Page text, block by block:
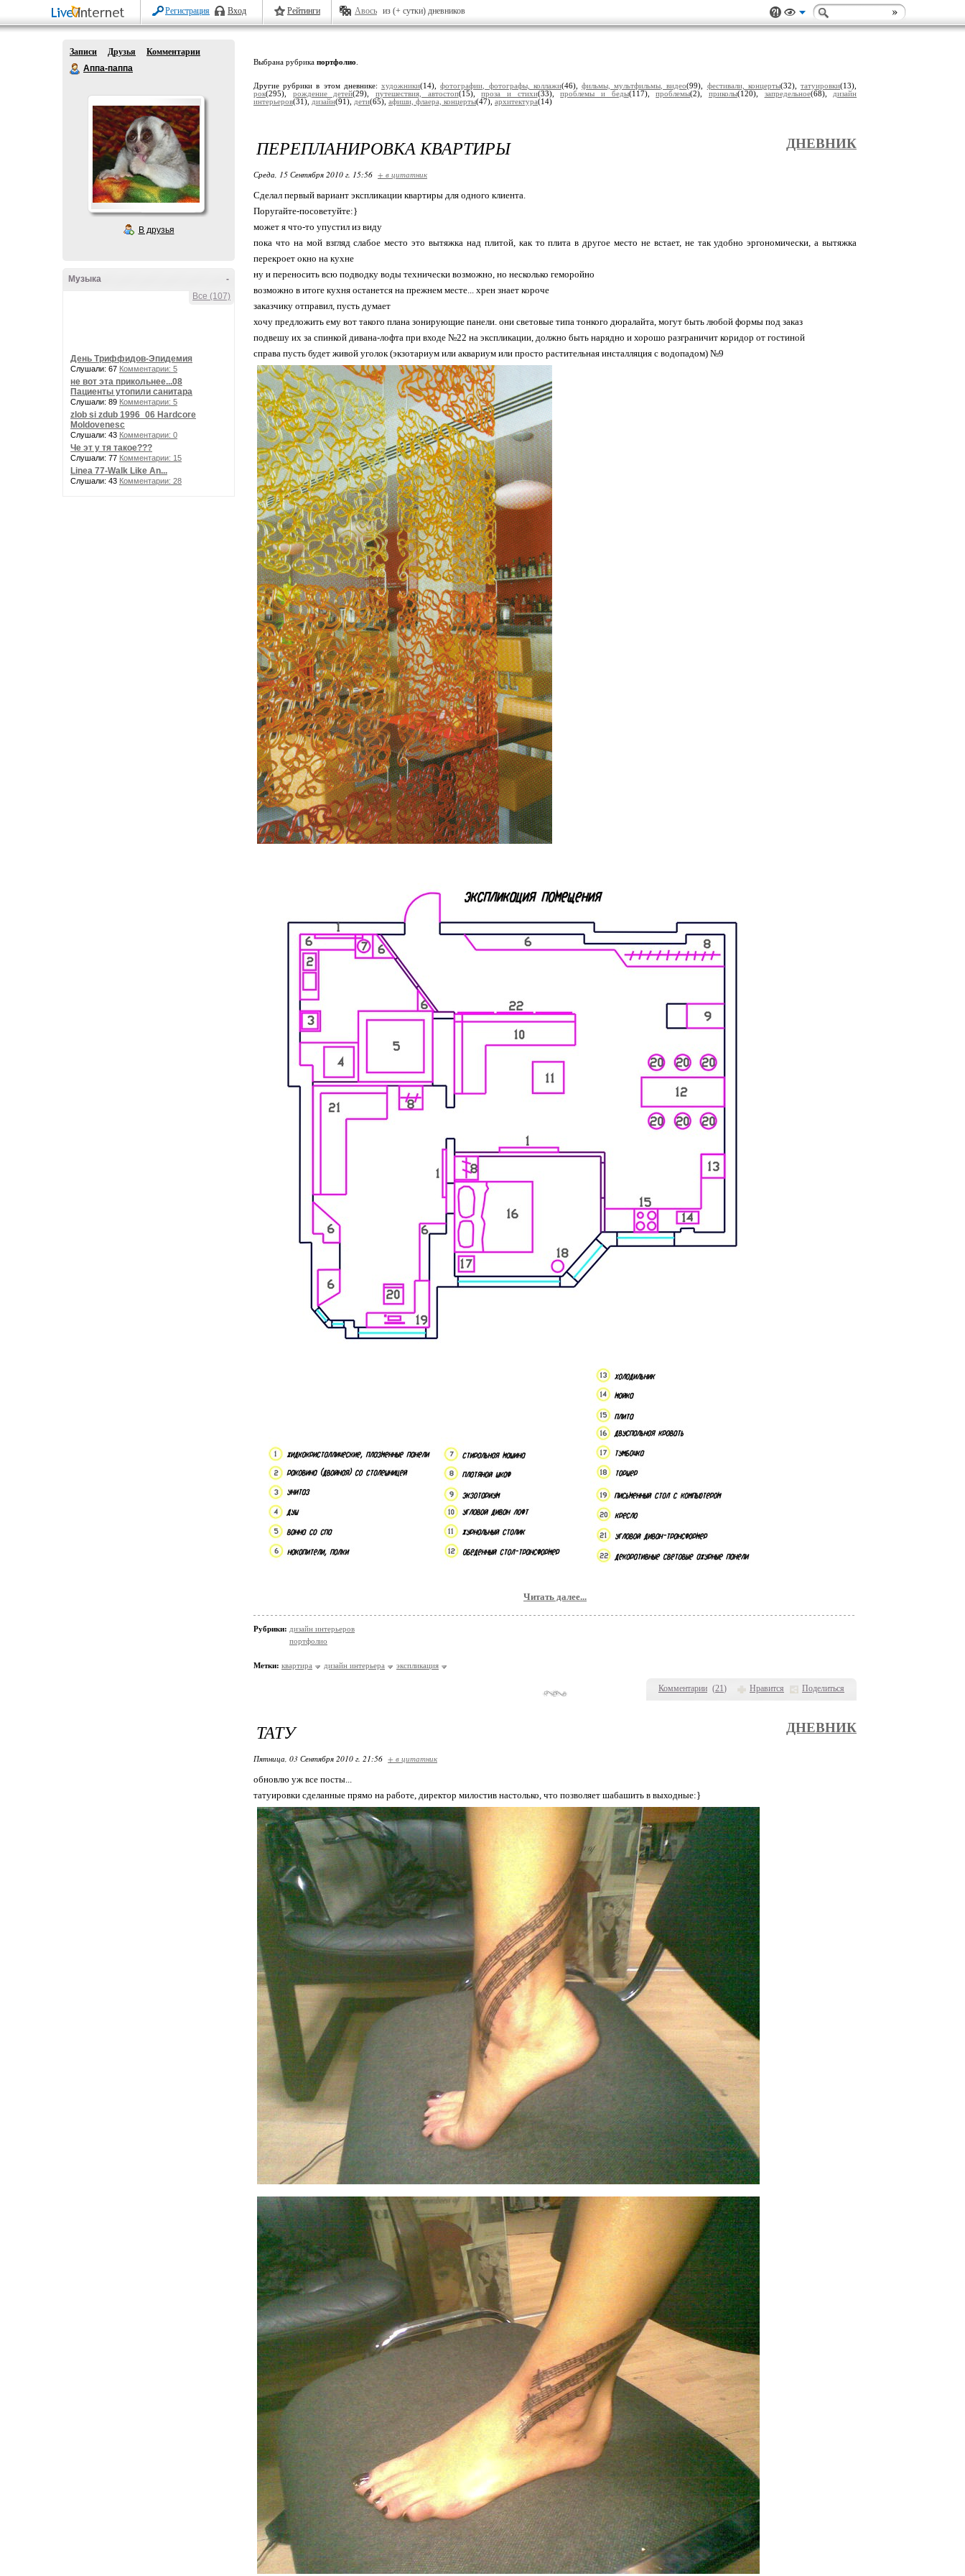
Регистрация Вход Рейтинги Авось из (+ сутки) дневников
Записи Друзья
Комментарии
Аппа-паппа
В друзья
-
Музыка
Все (107)
День Триффидов-Эпидемия
Слушали: 67 Комментарии: 5
не вот эта прикольнее...08
Пациенты утопили санитара
Слушали: 89 Комментарии: 5
zlob si zdub 1996_06 Hardcore
Moldovenesc
Слушали: 43 Комментарии: 0
Че эт у тя такое???
Слушали: 77 Комментарии: 15
Linea 77-Walk Like An...
Слушали: 43 Комментарии: 28
Выбрана рубрика портфолио
Другие рубрики в этом дневнике:художники(14),фотографии, фотографы, коллажи(46), фильмы, мультфильмы, видео(99), фестивали, концерты(32),татуировки(13),
рок(295), рождение детей(29), путешествия, автостоп(15),проза и стихи(33),проблемы и беды(117),проблемы(2), приколы(120), запредельное(68), дизайн
интерьеров(31), дизайн(91), дети(65), афиши, флаера, концерты(47), архитектура(14)
Комментарии (21) Нравится Поделиться
ПЕРЕПЛАНИРОВКА КВАРТИРЫ ДНЕВНИК
Среда, 15 Сентября 2010 г. 15:56 + в цитатник
Сделал первый вариант экспликации квартиры для одного клиента.
Поругайте-посоветуйте:}
может я что-то упустил из виду
пока что на мой взгляд слабое место это вытяжка над плитой, как то плита в другое место не встает, не так удобно эргономически, а вытяжка
перекроет окно на кухне
ну и переносить всю подводку воды технически возможно, но несколько геморойно
возможно в итоге кухня останется на прежнем месте... хрен знает короче
заказчику отправил, пусть думает
хочу предложить ему вот такого плана зонирующие панели. они световые типа тонкого дюралайта, могут быть любой формы под заказ
подвешу их за спинкой дивана-лофта при входе №22 на экспликации, должно быть нарядно и хорошо разграничит коридор от гостиной
справа пусть будет живой уголок (экзотариум или аквариум или просто растительная инсталляция с водопадом) №9
Читать далее...
Рубрики: дизайн интерьеров
портфолио
Метки: квартира дизайн интерьера экспликация
ТАТУ ДНЕВНИК
Пятница, 03 Сентября 2010 г. 21:56 + в цитатник
обновлю уж все посты...
татуировки сделанные прямо на работе, директор милостив настолько, что позволяет шабашить в выходные:}